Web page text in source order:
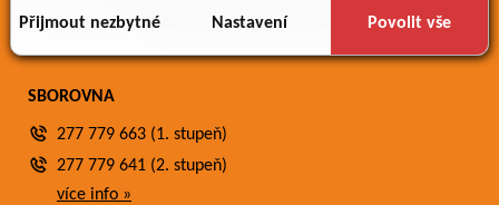
důsledku toho, že používáte jejich služby.
Přijmout nezbytné Nastavení Povolit vše
SBOROVNA
277 779 663 (1. stupeň)
277 779 641 (2. stupeň)
více info »